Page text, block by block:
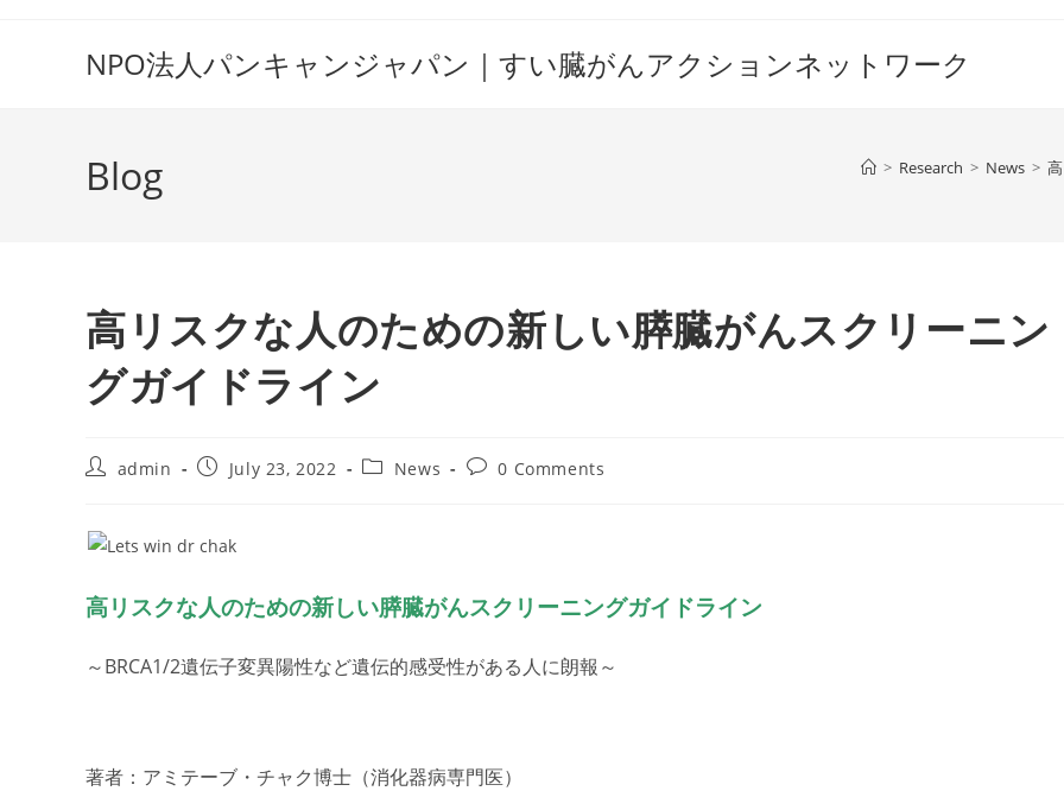
NPO法人パンキャンジャパン｜すい臓がんアクションネットワーク
Blog > Research > News >
高リスクな人のための新しい膵臓がんスクリーニン
グガイドライン
Postadmin
PostJuly 23, 2022
PostNews
Post0 Comments
高リスクな人のための新しい膵臓がんスクリーニングガイドライン
～BRCA1/2遺伝子変異陽性など遺伝的感受性がある人に朗報～
著者：アミテーブ・チャク博士（消化器病専門医）